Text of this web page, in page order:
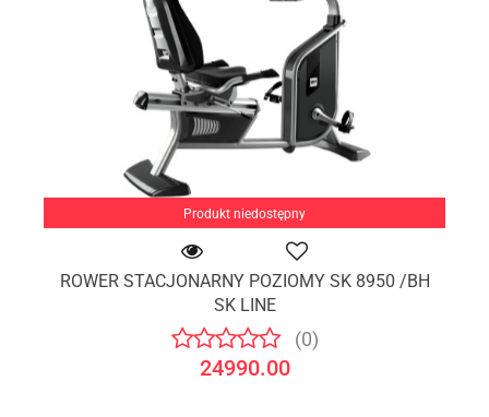
Produkt niedostępny
ROWER STACJONARNY POZIOMY SK 8950 /BH
SK LINE
(0)
24990.00